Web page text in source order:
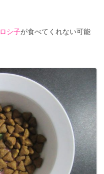
ロシ子が食べてくれない可能